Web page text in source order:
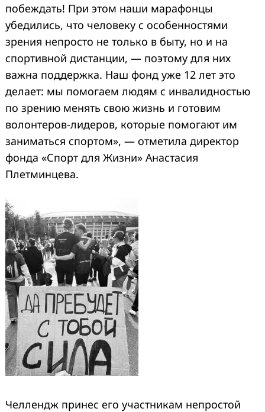
побеждать! При этом наши марафонцы
убедились, что человеку с особенностями
зрения непросто не только в быту, но и на
спортивной дистанции, — поэтому для них
важна поддержка. Наш фонд уже 12 лет это
делает: мы помогаем людям с инвалидностью
по зрению менять свою жизнь и готовим
волонтеров-лидеров, которые помогают им
заниматься спортом», — отметила директор
фонда «Спорт для Жизни» Анастасия
Плетминцева.
Челлендж принес его участникам непростой